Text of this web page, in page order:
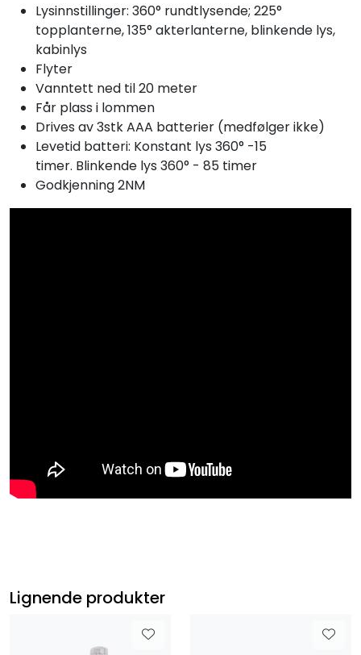
Lysinnstillinger: 360° rundtlysende; 225°
topplanterne, 135° akterlanterne, blinkende lys,
kabinlys
Flyter
Vanntett ned til 20 meter
Får plass i lommen
Drives av 3stk AAA batterier (medfølger ikke)
Levetid batteri: Konstant lys 360° -15
timer. Blinkende lys 360° - 85 timer
Godkjenning 2NM
Lignende produkter